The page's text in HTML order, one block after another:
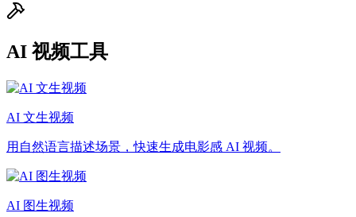
AI 视频工具
AI 文生视频
用自然语言描述场景，快速生成电影感 AI 视频。
AI 图生视频